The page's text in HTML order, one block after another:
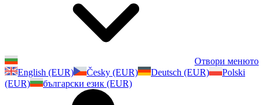
Отвори менюто
English (EUR)
Česky (EUR) Deutsch (EUR)
Polski
(EUR)
български език (EUR)